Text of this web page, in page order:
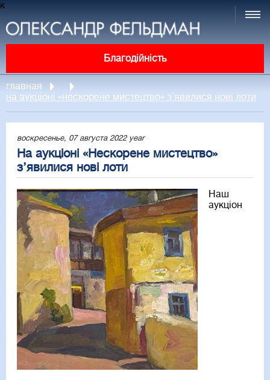
к
Благодійність
главная
на аукціоні «нескорене мистецтво» з’явилися нові лоти
воскресенье, 07 августа 2022 year
На аукціоні «Нескорене мистецтво»
з’явилися нові лоти
Наш
аукціон